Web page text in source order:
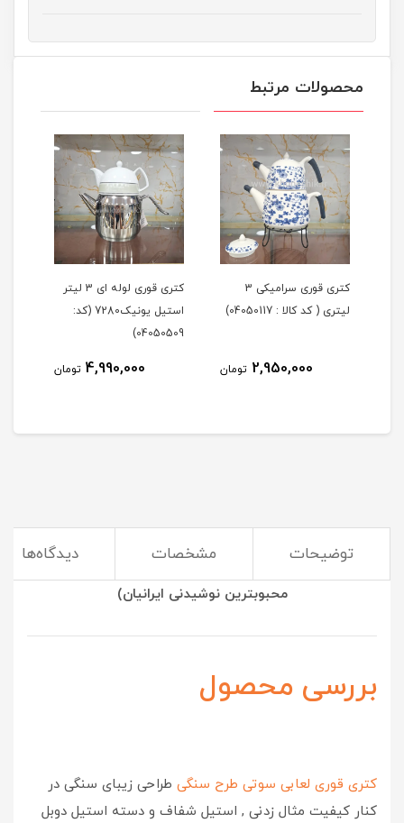
محصولات مرتبط
کتری قوری سرامیکی 3
لیتری ( کد کالا : 04050117)
2,950,000 تومان
کتری قوری لوله ای 3 لیتر
استیل یونیک7280 (کد:
04050509)
4,990,000 تومان
توضیحات مشخصات دیدگاه‌ها
(استفاده از کتری و قوری بهترین راه برای درست کردن
محبوبترین نوشیدنی ایرانیان)
بررسی محصول
کتری قوری لعابی سوتی طرح سنگی طراحی زیبای سنگی در
کنار کیفیت مثال زدنی , استیل شفاف و دسته استیل دوبل